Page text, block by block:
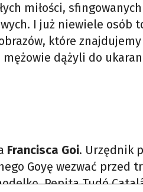
miłości,
I już niewiele osób
które
dążyli do
Francisca Goi. Urzędnik
Goyę wezwać przed
Pepita Tudó